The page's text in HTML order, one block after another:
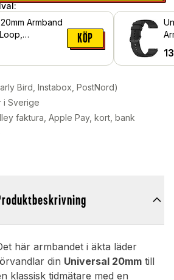
Armband
KÖP
Bird, Instabox, PostNord)
i Sverige
faktura, Apple Pay, kort, bank
här armbandet i äkta läder
din Universal 20mmtill
klassisk tidmätare med en